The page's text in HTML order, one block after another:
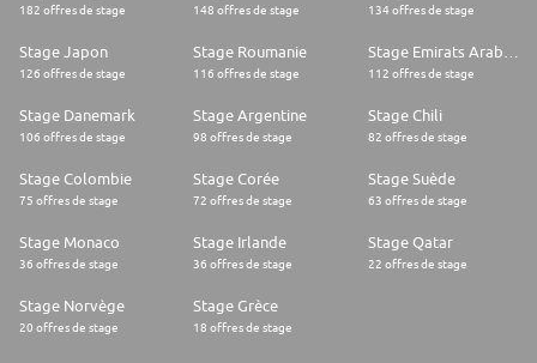
182 offres de stage 148 offres de stage 134 offres de stage
Stage Japon
126 offres de stage
Stage Roumanie
116 offres de stage 112 offres de stage
Stage Danemark
106 offres de stage
Stage Argentine
98 offres de stage
Stage Chili
82 offres de stage
Stage Colombie
75 offres de stage
Stage Corée
72 offres de stage
Stage Suède
63 offres de stage
Stage Monaco
36 offres de stage
Stage Irlande
36 offres de stage
Stage Qatar
22 offres de stage
Stage Norvège
20 offres de stage
Stage Grèce
18 offres de stage